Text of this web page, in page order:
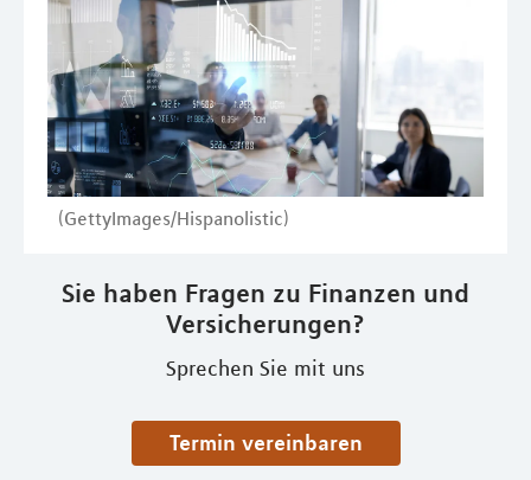
(GettyImages/Hispanolistic)
Sie haben Fragen zu Finanzen und
Versicherungen?
Sprechen Sie mit uns
Termin vereinbaren